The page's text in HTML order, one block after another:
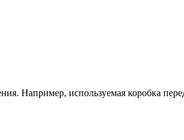
Например, используемая коробка